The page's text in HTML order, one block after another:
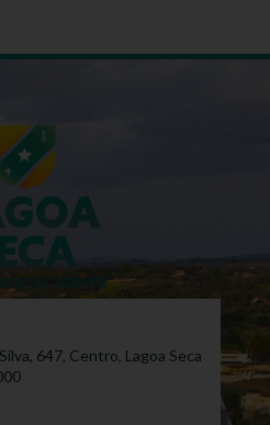
647, Centro, Lagoa Seca